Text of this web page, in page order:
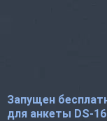
Запущен
для анкеты DS-